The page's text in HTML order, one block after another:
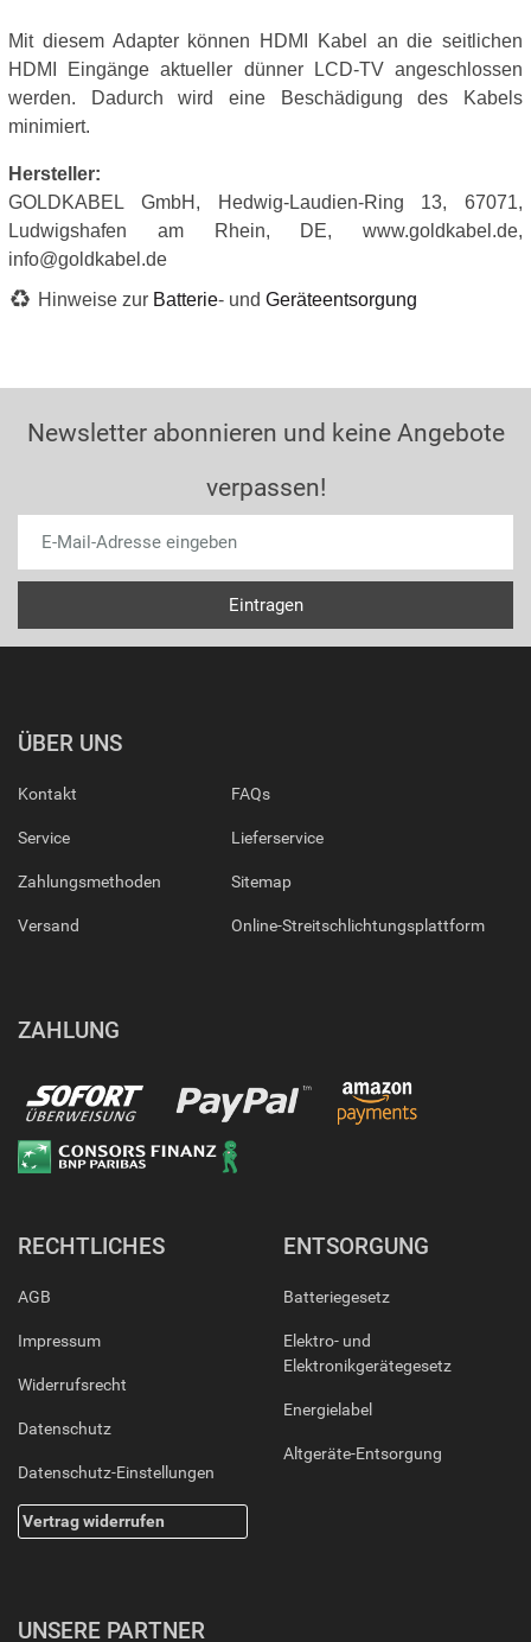
Mit diesem Adapter können HDMI Kabel an die seitlichen
HDMI Eingänge aktueller dünner LCD-TV angeschlossen
werden. Dadurch wird eine Beschädigung des Kabels
minimiert.
Hersteller:
GOLDKABEL GmbH, Hedwig-Laudien-Ring 13, 67071,
Ludwigshafen am Rhein, DE, www.goldkabel.de,
info@goldkabel.de
Hinweise zur Batterie- und Geräteentsorgung
Newsletter abonnieren und keine Angebote
verpassen!
ÜBER UNS
Kontakt
Service
Zahlungsmethoden
Versand
FAQs
Lieferservice
Sitemap
Online-Streitschlichtungsplattform
ZAHLUNG
RECHTLICHES
AGB
Impressum
Widerrufsrecht
Datenschutz
Datenschutz-Einstellungen
Vertrag widerrufen
ENTSORGUNG
Batteriegesetz
Elektro- und
Elektronikgerätegesetz
Energielabel
Altgeräte-Entsorgung
UNSERE PARTNER